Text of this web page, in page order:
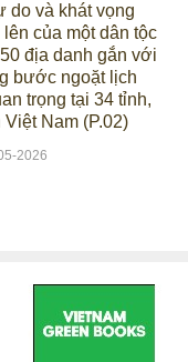
do và khát vọng
của một dân tộc
địa danh gắn với
bước ngoặt lịch
trọng tại 34 tỉnh,
Việt Nam (P.02)
2026